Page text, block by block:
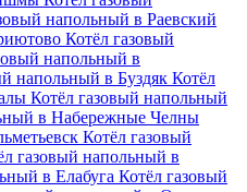
напольный в Раевский
Котёл газовый
напольный в
напольный в Буздяк Котёл
Котёл газовый напольный
в Набережные Челны
Котёл газовый
газовый напольный в
в Елабуга Котёл газовый